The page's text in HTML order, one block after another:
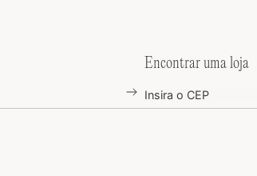
Encontrar uma loja